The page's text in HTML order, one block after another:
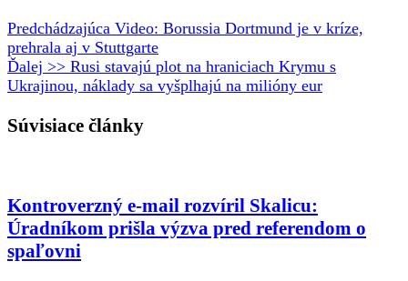
Predchádzajúca Video: Borussia Dortmund je v kríze,
prehrala aj v Stuttgarte
Ďalej >> Rusi stavajú plot na hraniciach Krymu s
Ukrajinou, náklady sa vyšplhajú na milióny eur
Súvisiace články
Kontroverzný e-mail rozvíril Skalicu:
Úradníkom prišla výzva pred referendom o
spaľovni